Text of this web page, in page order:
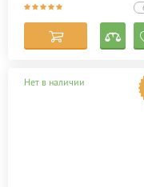
Нет в наличии